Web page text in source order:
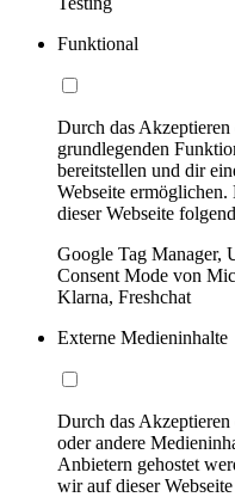
Funktional
Durch das
grundlegenden
bereitstellen und dir
Webseite
dieser Webseite
Google Tag Manager,
Consent Mode von
Klarna, Freshchat
Externe Medieninhalte
Durch das
oder andere
Anbietern gehostet
wir auf dieser